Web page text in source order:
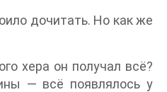
дочитать. Но как же
хера он получал всё?
— всё появлялось у